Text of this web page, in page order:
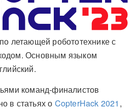
летающей робототехнике с
Основным языком
команд-финалистов
в статьях о CopterHack 2021 ,